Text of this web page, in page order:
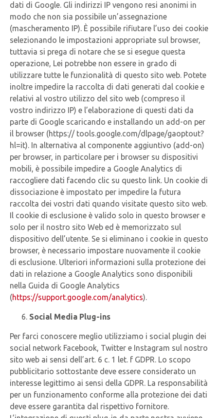
dati di Google. Gli indirizzi IP vengono resi anonimi in
modo che non sia possibile un’assegnazione
(mascheramento IP). È possibile rifiutare l’uso dei cookie
selezionando le impostazioni appropriate sul browser,
tuttavia si prega di notare che se si esegue questa
operazione, Lei potrebbe non essere in grado di
utilizzare tutte le funzionalità di questo sito web. Potete
inoltre impedire la raccolta di dati generati dal cookie e
relativi al vostro utilizzo del sito web (compreso il
vostro indirizzo IP) e l’elaborazione di questi dati da
parte di Google scaricando e installando un add-on per
il browser (https:// tools.google.com/dlpage/gaoptout?
hl=it). In alternativa al componente aggiuntivo (add-on)
per browser, in particolare per i browser su dispositivi
mobili, è possibile impedire a Google Analytics di
raccogliere dati facendo clic su questo link. Un cookie di
dissociazione è impostato per impedire la futura
raccolta dei vostri dati quando visitate questo sito web.
Il cookie di esclusione è valido solo in questo browser e
solo per il nostro sito Web ed è memorizzato sul
dispositivo dell’utente. Se si eliminano i cookie in questo
browser, è necessario impostare nuovamente il cookie
di esclusione. Ulteriori informazioni sulla protezione dei
dati in relazione a Google Analytics sono disponibili
nella Guida di Google Analytics
(https://support.google.com/analytics).
Social Media Plug-ins
Per farci conoscere meglio utilizziamo i social plugin dei
social network Facebook, Twitter e Instagram sul nostro
sito web ai sensi dell’art. 6 c. 1 let. f GDPR. Lo scopo
pubblicitario sottostante deve essere considerato un
interesse legittimo ai sensi della GDPR. La responsabilità
per un funzionamento conforme alla protezione dei dati
deve essere garantita dal rispettivo fornitore.